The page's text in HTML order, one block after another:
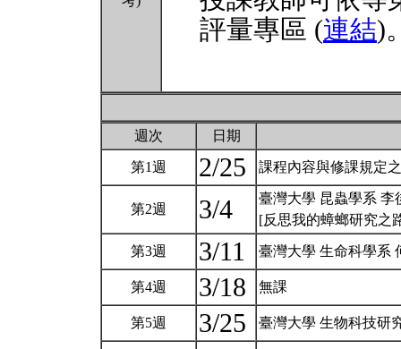
評量專區 (連結)
週次 日期
第1週 2/25 課程內容與修課規定
第2週 3/4
臺灣大學 昆蟲學系 李
[反思我的蟑螂研究之
第3週 3/11 臺灣大學 生命科學系
第4週 3/18 無課
第5週 3/25 臺灣大學 生物科技研